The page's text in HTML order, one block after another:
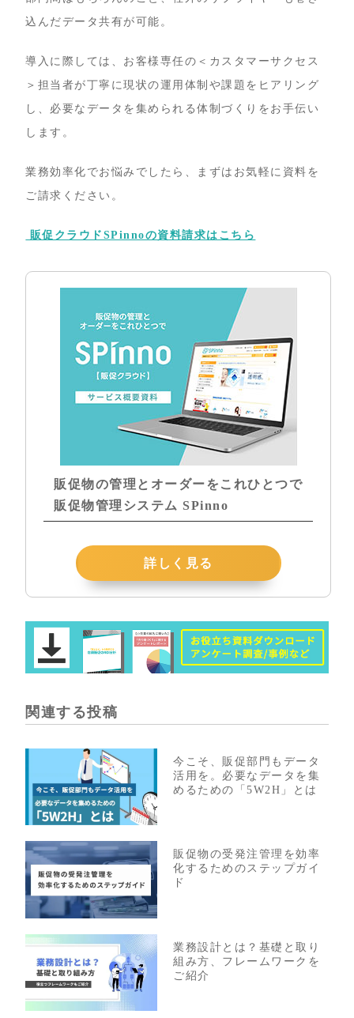
込んだデータ共有が可能。
導入に際しては、お客様専任の＜カスタマーサクセス
＞担当者が丁寧に現状の運用体制や課題をヒアリング
し、必要なデータを集められる体制づくりをお手伝い
します。
業務効率化でお悩みでしたら、まずはお気軽に資料を
ご請求ください。
販促クラウドSPinnoの資料請求はこちら
販促物の管理とオーダーをこれひとつで
販促物管理システム SPinno
詳しく見る
関連する投稿
今こそ、販促部門もデータ
活用を。必要なデータを集
めるための「5W2H」とは
販促物の受発注管理を効率
化するためのステップガイ
ド
業務設計とは？基礎と取り
組み方、フレームワークを
ご紹介